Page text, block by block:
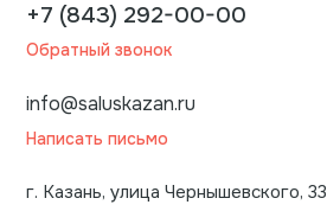
+7 (843) 292-00-00
Обратный звонок
info@saluskazan.ru
Написать письмо
г. Казань, улица Чернышевского, 33